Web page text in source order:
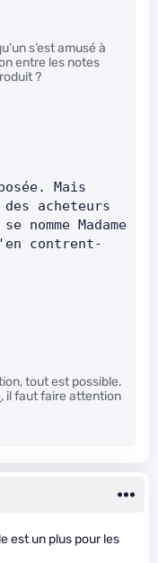
s’est amusé à
entre les notes
?
Mais
acheteurs
Madame
contrent-
tout est possible.
, il faut faire attention
est un plus pour les